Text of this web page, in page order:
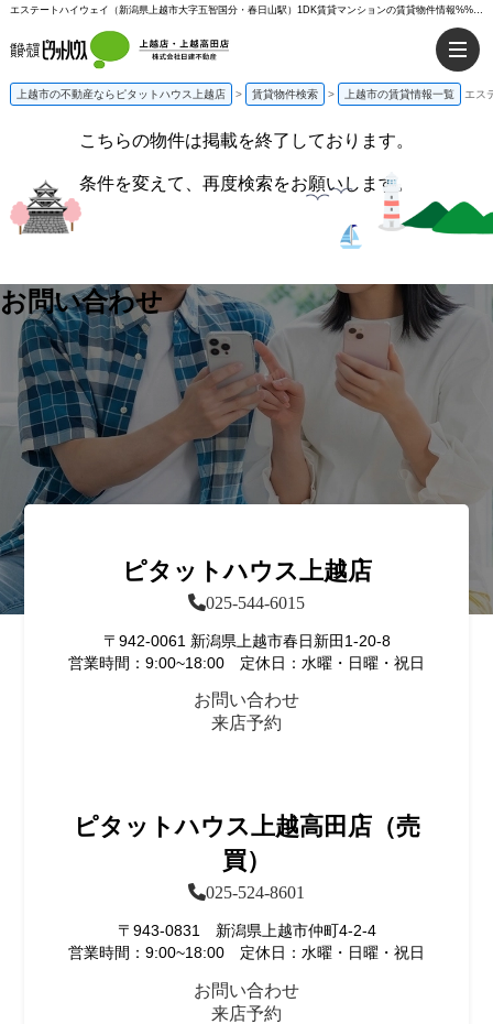
エステートハイウェイ（新潟県上越市大字五智国分・春日山駅）1DK賃貸マンションの賃貸物件情報%% | ピタットハウス上越店
上越市の不動産ならピタットハウス上越店 > 賃貸物件検索 > 上越市の賃貸情報一覧 エス
こちらの物件は掲載を終了しております。
条件を変えて、再度検索をお願いします。
お問い合わせ
ピタットハウス上越店
025-544-6015
〒942-0061 新潟県上越市春日新田1-20-8
営業時間：9:00~18:00 定休日：水曜・日曜・祝日
お問い合わせ
来店予約
ピタットハウス上越高田店（売
買）
025-524-8601
〒943-0831 新潟県上越市仲町4-2-4
営業時間：9:00~18:00 定休日：水曜・日曜・祝日
お問い合わせ
来店予約